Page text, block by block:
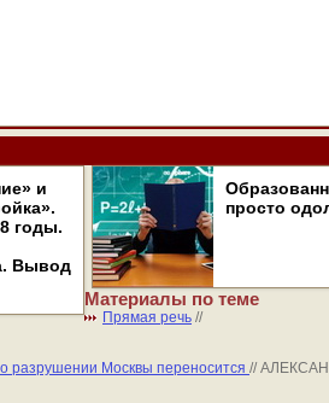
и
годы.
Вывод
просто
Материалы по теме
Прямая речь //
разрушении Москвы переносится //